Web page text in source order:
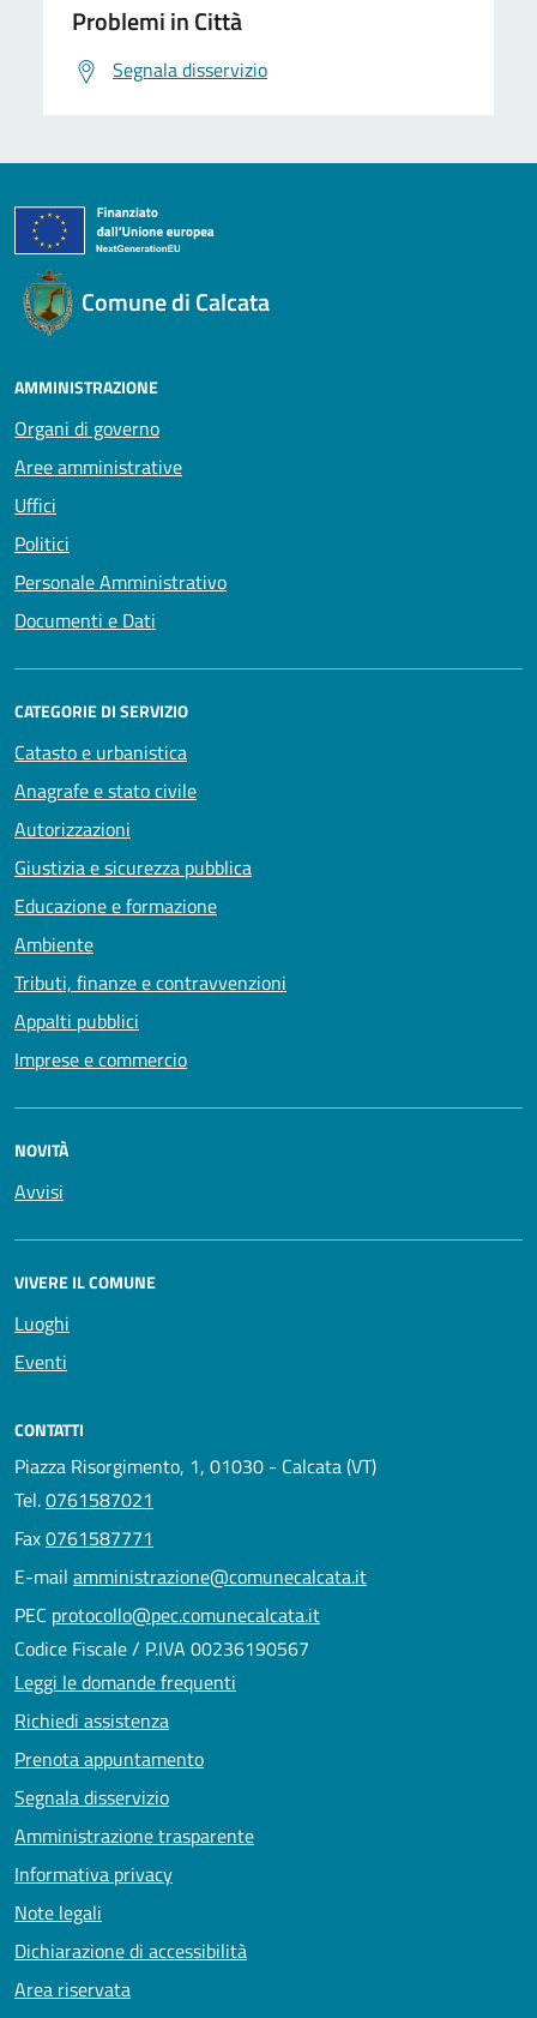
Problemi in Città
Segnala disservizio
Comune di Calcata
AMMINISTRAZIONE
Organi di governo
Aree amministrative
Uffici
Politici
Personale Amministrativo
Documenti e Dati
CATEGORIE DI SERVIZIO
Catasto e urbanistica
Anagrafe e stato civile
Autorizzazioni
Giustizia e sicurezza pubblica
Educazione e formazione
Ambiente
Tributi, finanze e contravvenzioni
Appalti pubblici
Imprese e commercio
NOVITÀ
Avvisi
VIVERE IL COMUNE
Luoghi
Eventi
CONTATTI
Piazza Risorgimento, 1, 01030 - Calcata (VT)
Tel.0761587021
Fax0761587771
E-mail amministrazione@comunecalcata.it
PEC protocollo@pec.comunecalcata.it
Codice Fiscale / P.IVA 00236190567
Leggi le domande frequenti
Richiedi assistenza
Prenota appuntamento
Segnala disservizio
Amministrazione trasparente
Informativa privacy
Note legali
Dichiarazione di accessibilità
Area riservata